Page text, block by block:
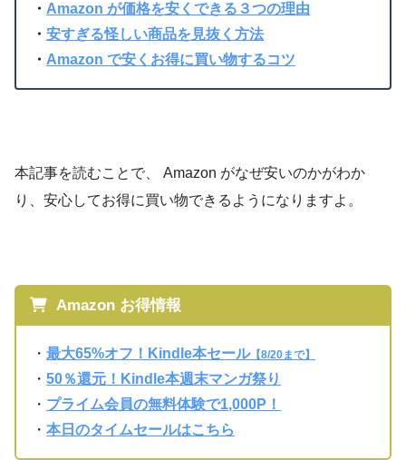
・ Amazon が価格を安くできる３つの理由
・安すぎる怪しい商品を見抜く方法
・ Amazon で安くお得に買い物するコツ
本記事を読むことで、 Amazon がなぜ安いのかがわか
り、安心してお得に買い物できるようになりますよ。
Amazon お得情報
・最大65%オフ！Kindle本セール【8/20まで】
・50％還元！Kindle本週末マンガ祭り
・ プライム会員の無料体験で1,000P！
・本日のタイムセールはこちら